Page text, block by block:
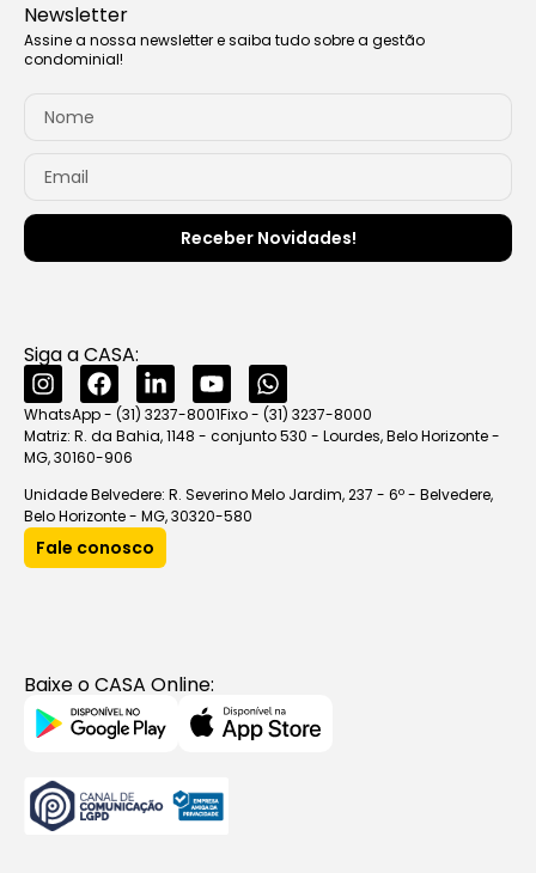
Newsletter
Assine a nossa newsletter e saiba tudo sobre a gestão
condominial!
Receber Novidades!
Siga a CASA:
WhatsApp - (31) 3237-8001Fixo - (31) 3237-8000
Matriz: R. da Bahia, 1148 - conjunto 530 - Lourdes, Belo Horizonte -
MG, 30160-906
Unidade Belvedere: R. Severino Melo Jardim, 237 - 6º - Belvedere,
Belo Horizonte - MG, 30320-580
Fale conosco
Baixe o CASA Online: